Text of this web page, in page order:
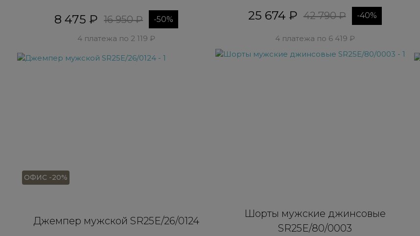
8 475 ₽ 16 950 ₽ -50%
4 платежа по 2 119 ₽
25 674 ₽ 42 790 ₽ -40%
4 платежа по 6 419 ₽
ОФИС -20%
Джемпер мужской SR25E/26/0124
Шорты мужские джинсовые
SR25E/80/0003